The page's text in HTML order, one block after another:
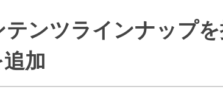
ポート
ックス
各種お手続き
訪問・窓口
契約
ンツラインナップ
加